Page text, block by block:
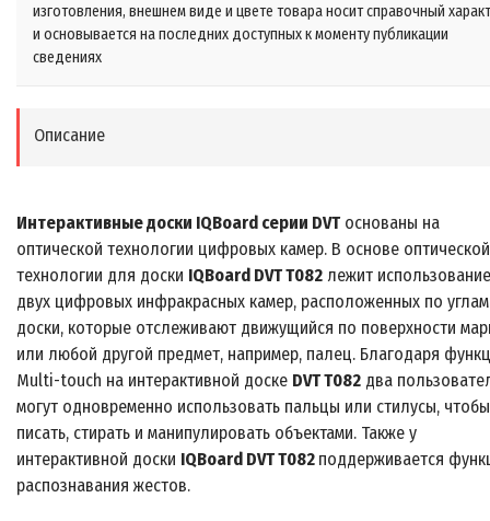
изготовления, внешнем виде и цвете товара носит справочный
и основывается на последних доступных к моменту публикации
сведениях
Описание
Интерактивные доски IQBoard серии DVTоснованы на
оптической технологии цифровых камер. В основе оптической
технологии для доски IQBoard DVT T082 лежит использование
двух цифровых инфракрасных камер, расположенных по углам
доски, которые отслеживают движущийся по поверхности
или любой другой предмет, например, палец. Благодаря
Multi-touch на интерактивной доске DVT T082 два
могут одновременно использовать пальцы или стилусы, чтобы
писать, стирать и манипулировать объектами. Также у
интерактивной доски IQBoard DVT T082 поддерживается
распознавания жестов.